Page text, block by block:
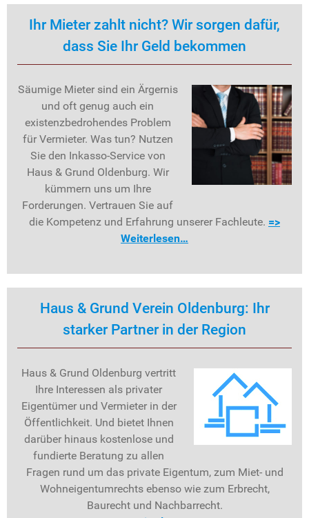
Ihr Mieter zahlt nicht? Wir sorgen dafür,
dass Sie Ihr Geld bekommen
Säumige Mieter sind ein Ärgernis
und oft genug auch ein
existenzbedrohendes Problem
für Vermieter. Was tun? Nutzen
Sie den Inkasso-Service von
Haus & Grund Oldenburg. Wir
kümmern uns um Ihre
Forderungen. Vertrauen Sie auf
die Kompetenz und Erfahrung unserer Fachleute. =>
Weiterlesen…
Haus & Grund Verein Oldenburg: Ihr
starker Partner in der Region
Haus & Grund Oldenburg vertritt
Ihre Interessen als privater
Eigentümer und Vermieter in der
Öffentlichkeit. Und bietet Ihnen
darüber hinaus kostenlose und
fundierte Beratung zu allen
Fragen rund um das private Eigentum, zum Miet- und
Wohneigentumrechts ebenso wie zum Erbrecht,
Baurecht und Nachbarrecht.